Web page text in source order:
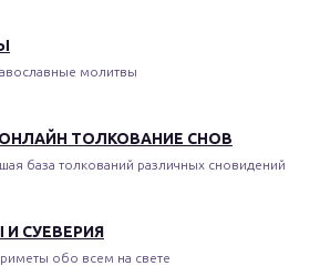
молитвы
ТОЛКОВАНИЕ СНОВ
база толкований различных сновидений
СУЕВЕРИЯ
обо всем на свете